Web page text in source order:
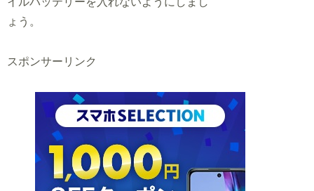
ょう。
スポンサーリンク